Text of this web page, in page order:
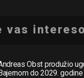
vas
Obst produžio
do 2029. godine